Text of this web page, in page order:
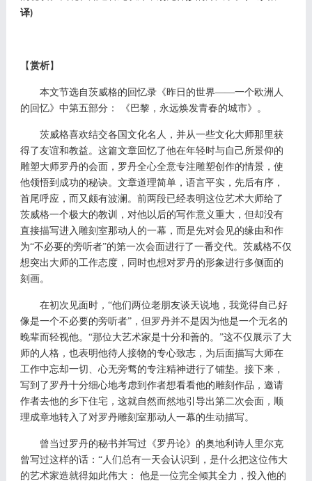
译)
【赏析】
本文节选自茨威格的回忆录《昨日的世界——一个欧洲人
的回忆》中第五部分： 《巴黎，永远焕发青春的城市》。
茨威格喜欢结交各国文化名人，并从一些文化大师那里获
得了友谊和教益。这篇文章回忆了他在年轻时与自己所景仰的
雕塑大师罗丹的会面，罗丹全心全意专注雕塑创作的情景，使
他领悟到成功的秘诀。文章道理简单，语言平实，先后有序，
首尾呼应，而又颇有波澜。前两段已经表明这位艺术大师给了
茨威格一个极大的教训，对他以后的写作意义重大，但却没有
直接描写进入雕刻室那动人的一幕，而是先对会见的缘由和作
为“不必要的旁听者”的第一次会面进行了一番交代。茨威格不仅
想突出大师的工作态度，同时也想对罗丹的形象进行多侧面的
刻画。
在初次见面时， “他们两位老朋友谈天说地，我觉得自己好
像是一个不必要的旁听者”，但罗丹并不是因为他是一个无名的
晚辈而轻视他。“那位大艺术家是十分和善的。”这不仅展示了大
师的人格，也表明他待人接物的专心致志，为后面描写大师在
工作中忘却一切、心无旁骛的专注精神进行了铺垫。接下来，
写到了罗丹十分细心地考虑到作者想看看他的雕刻作品，邀请
作者去他的乡下住宅，这就自然而然地引导出第二次会面，顺
理成章地转入了对罗丹雕刻室那动人一幕的生动描写。
曾当过罗丹的秘书并写过《罗丹论》的奥地利诗人里尔克
曾写过这样的话： “人们总有一天会认识到，是什么把这位伟大
的艺术家造就得如此伟大： 他是一位完全倾其全力，投入他的